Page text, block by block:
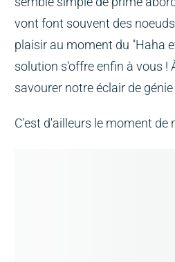
vont font souvent des
plaisir au moment du "Haha
solution s'offre enfin à vous !
savourer notre éclair de
C'est d'ailleurs le moment de